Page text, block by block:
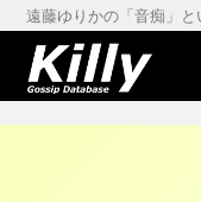
遠藤ゆりかの「音痴」